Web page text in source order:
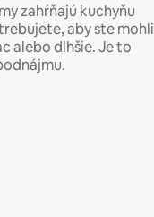
zahŕňajú kuchyňu
aby ste mohli
alebo dlhšie. Je to